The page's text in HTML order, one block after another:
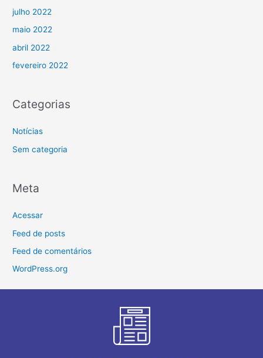
julho 2022
maio 2022
abril 2022
fevereiro 2022
Categorias
Notícias
Sem categoria
Meta
Acessar
Feed de posts
Feed de comentários
WordPress.org